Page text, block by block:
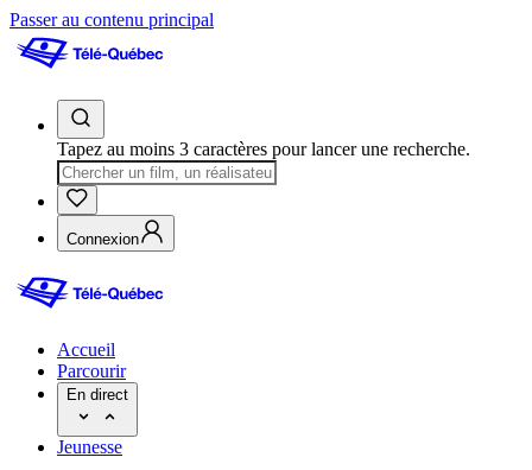
Passer au contenu principal
Tapez au moins 3 caractères pour lancer une recherche.
Connexion
Accueil
Parcourir
En direct
Jeunesse